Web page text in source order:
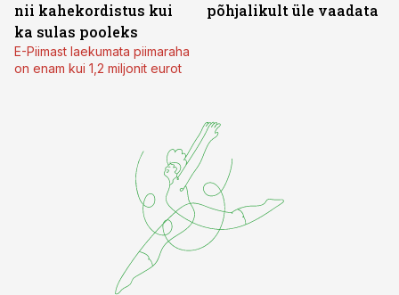
nii kahekordistus kui
ka sulas pooleks
E-Piimast laekumata piimaraha
on enam kui 1,2 miljonit eurot
põhjalikult üle vaadata